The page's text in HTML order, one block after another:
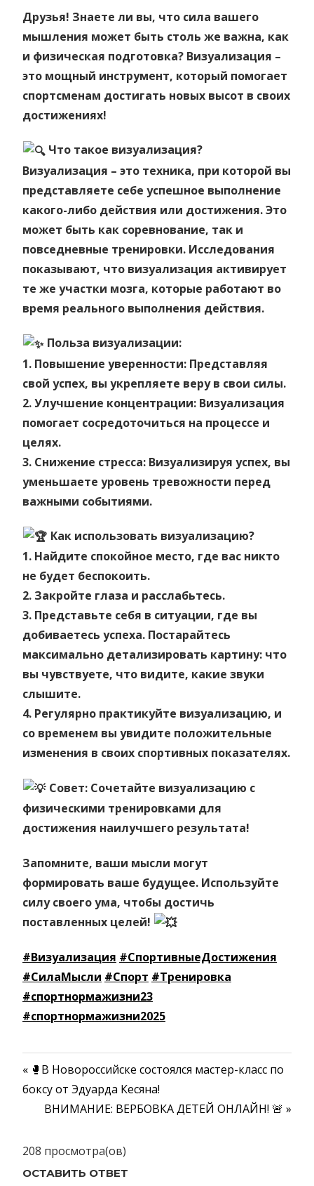
Друзья! Знаете ли вы, что сила вашего
мышления может быть столь же важна, как
и физическая подготовка? Визуализация –
это мощный инструмент, который помогает
спортсменам достигать новых высот в своих
достижениях!
Что такое визуализация?
Визуализация – это техника, при которой вы
представляете себе успешное выполнение
какого-либо действия или достижения. Это
может быть как соревнование, так и
повседневные тренировки. Исследования
показывают, что визуализация активирует
те же участки мозга, которые работают во
время реального выполнения действия.
Польза визуализации:
1. Повышение уверенности: Представляя
свой успех, вы укрепляете веру в свои силы.
2. Улучшение концентрации: Визуализация
помогает сосредоточиться на процессе и
целях.
3. Снижение стресса: Визуализируя успех, вы
уменьшаете уровень тревожности перед
важными событиями.
Как использовать визуализацию?
1. Найдите спокойное место, где вас никто
не будет беспокоить.
2. Закройте глаза и расслабьтесь.
3. Представьте себя в ситуации, где вы
добиваетесь успеха. Постарайтесь
максимально детализировать картину: что
вы чувствуете, что видите, какие звуки
слышите.
4. Регулярно практикуйте визуализацию, и
со временем вы увидите положительные
изменения в своих спортивных показателях.
Совет: Сочетайте визуализацию с
физическими тренировками для
достижения наилучшего результата!
Запомните, ваши мысли могут
формировать ваше будущее. Используйте
силу своего ума, чтобы достичь
поставленных целей!
#Визуализация #СпортивныеДостижения
#СилаМысли #Спорт #Тренировка
#спортнормажизни23
#спортнормажизни2025
Навигация
записям
Предыдущая
запись:
🥊В Новороссийске состоялся мастер-класс по
боксу от Эдуарда Кесяна!
Следующая
ВНИМАНИЕ: ВЕРБОВКА ДЕТЕЙ ОНЛАЙН! 🚨
208 просмотра(ов)
ОСТАВИТЬ ОТВЕТ